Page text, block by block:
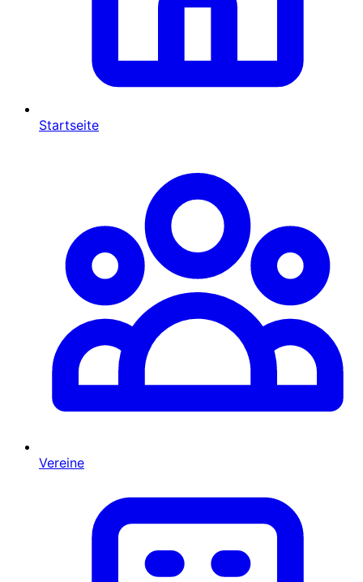
Startseite
Vereine